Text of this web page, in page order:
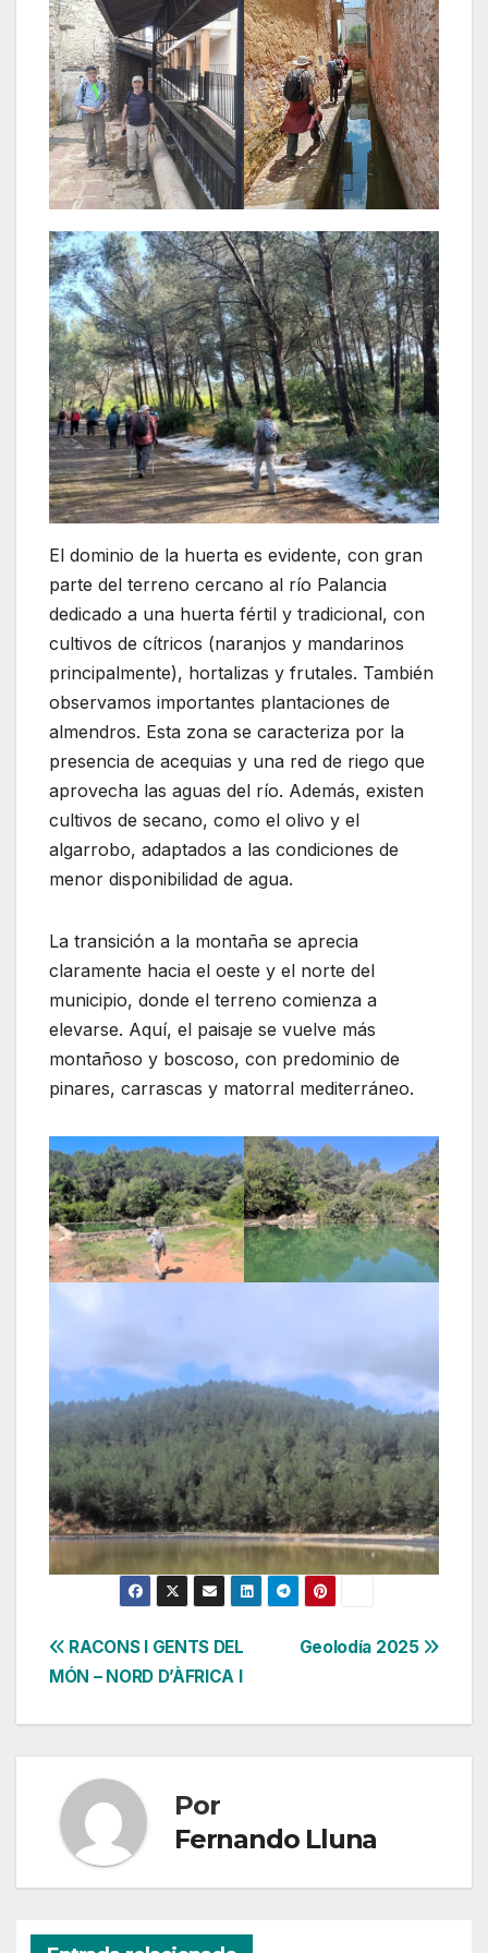
El dominio de la huerta es evidente, con gran
parte del terreno cercano al río Palancia
dedicado a una huerta fértil y tradicional, con
cultivos de cítricos (naranjos y mandarinos
principalmente), hortalizas y frutales. También
observamos importantes plantaciones de
almendros. Esta zona se caracteriza por la
presencia de acequias y una red de riego que
aprovecha las aguas del río. Además, existen
cultivos de secano, como el olivo y el
algarrobo, adaptados a las condiciones de
menor disponibilidad de agua.
La transición a la montaña se aprecia
claramente hacia el oeste y el norte del
municipio, donde el terreno comienza a
elevarse. Aquí, el paisaje se vuelve más
montañoso y boscoso, con predominio de
pinares, carrascas y matorral mediterráneo.
Navegación
Geolodía 2025
RACONS I GENTS DEL
MÓN – NORD D’ÀFRICA I
Por
Fernando Lluna